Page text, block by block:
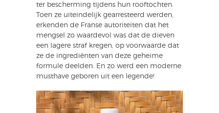
ter bescherming tijdens hun rooftochten.
Toen ze uiteindelijk gearresteerd werden,
erkenden de Franse autoriteiten dat het
mengsel zo waardevol was dat de dieven
een lagere straf kregen, op voorwaarde dat
ze de ingrediënten van deze geheime
formule deelden. En zo werd een moderne
musthave geboren uit een legende!